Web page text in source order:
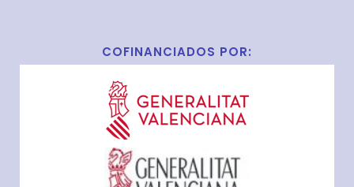
COFINANCIADOS POR: